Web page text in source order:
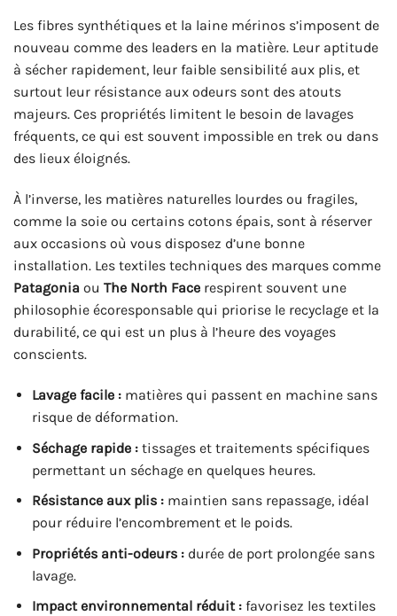
Les fibres synthétiques et la laine mérinos s’imposent de
nouveau comme des leaders en la matière. Leur aptitude
à sécher rapidement, leur faible sensibilité aux plis, et
surtout leur résistance aux odeurs sont des atouts
majeurs. Ces propriétés limitent le besoin de lavages
fréquents, ce qui est souvent impossible en trek ou dans
des lieux éloignés.
À l’inverse, les matières naturelles lourdes ou fragiles,
comme la soie ou certains cotons épais, sont à réserver
aux occasions où vous disposez d’une bonne
installation. Les textiles techniques des marques comme
Patagonia ou The North Face respirent souvent une
philosophie écoresponsable qui priorise le recyclage et la
durabilité, ce qui est un plus à l’heure des voyages
conscients.
Lavage facile :matières qui passent en machine sans
risque de déformation.
Séchage rapide :tissages et traitements spécifiques
permettant un séchage en quelques heures.
Résistance aux plis :maintien sans repassage, idéal
pour réduire l’encombrement et le poids.
Propriétés anti-odeurs :durée de port prolongée sans
lavage.
Impact environnemental réduit :favorisez les textiles